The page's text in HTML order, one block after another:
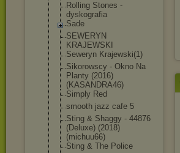
Rolling Stones -
dyskografia
Sade
SEWERYN
KRAJEWSKI
Seweryn Krajewski(1)
Sikorowscy - Okno Na
Planty (2016)
(KASANDRA46)
Simply Red
smooth jazz cafe 5
Sting & Shaggy - 44876
(Deluxe) (2018)
(michuu66)
Sting & The Police